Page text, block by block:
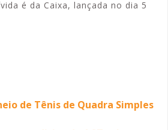
é da Caixa, lançada no dia 5
de Tênis de Quadra Simples